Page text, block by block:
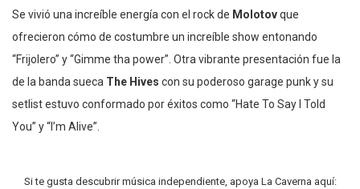
Se vivió una increíble energía con el rock de Molotovque
ofrecieron cómo de costumbre un increíble show entonando
“Frijolero” y “Gimme tha power”. Otra vibrante presentación fue la
de la banda sueca The Hives con su poderoso garage punk y su
setlist estuvo conformado por éxitos como “Hate To Say I Told
You” y “I’m Alive”.
Si te gusta descubrir música independiente, apoya La Caverna aquí: